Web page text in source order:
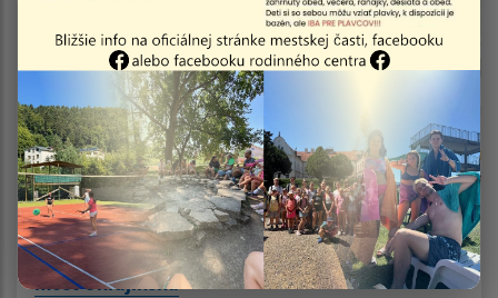
03.08.2026
OZNAM O ČIASTOČNEJ UZÁVIERKE CESTY II/552 –
most Ukrajinská